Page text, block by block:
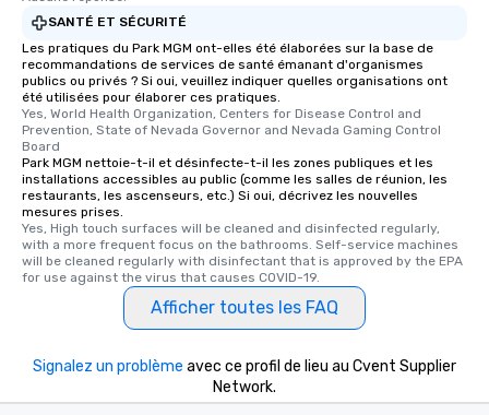
SANTÉ ET SÉCURITÉ
Les pratiques du Park MGM ont-elles été élaborées sur la base de
recommandations de services de santé émanant d'organismes
publics ou privés ? Si oui, veuillez indiquer quelles organisations ont
été utilisées pour élaborer ces pratiques.
Yes, World Health Organization, Centers for Disease Control and
Prevention, State of Nevada Governor and Nevada Gaming Control
Board
Park MGM nettoie-t-il et désinfecte-t-il les zones publiques et les
installations accessibles au public (comme les salles de réunion, les
restaurants, les ascenseurs, etc.) Si oui, décrivez les nouvelles
mesures prises.
Yes, High touch surfaces will be cleaned and disinfected regularly,
with a more frequent focus on the bathrooms. Self-service machines
will be cleaned regularly with disinfectant that is approved by the EPA
for use against the virus that causes COVID-19.
Afficher toutes les FAQ
Signalez un problème avec ce profil de lieu au Cvent Supplier
Network.